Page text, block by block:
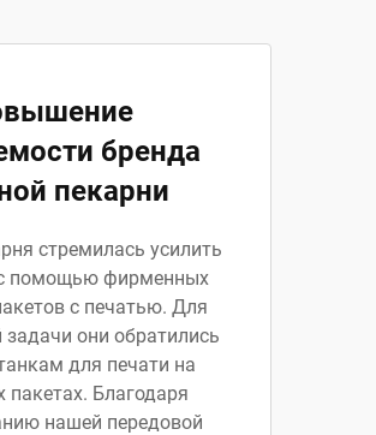
бренда
пекарни
стремилась усилить
помощью фирменных
с печатью. Для
задачи они обратились
для печати на
Благодаря
нашей передовой